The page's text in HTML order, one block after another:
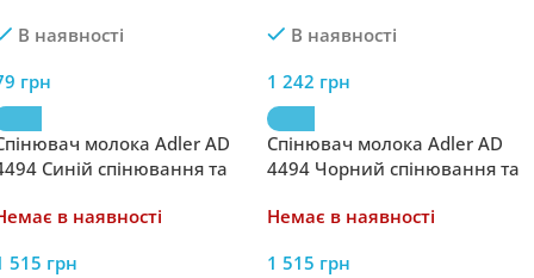
В наявності
грн
В наявності
1 242 грн
молока Adler AD
Синій спінювання та
в наявності
515 грн
Спінювач молока Adler AD
4494 Чорний спінювання та
Немає в наявності
1 515 грн